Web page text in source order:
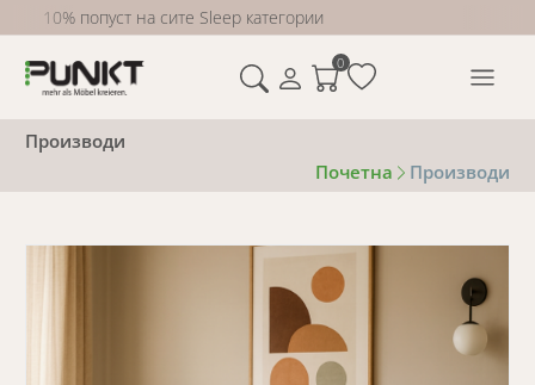
10% попуст на сите Sleep категории
0
Производи
Почетна
Производи